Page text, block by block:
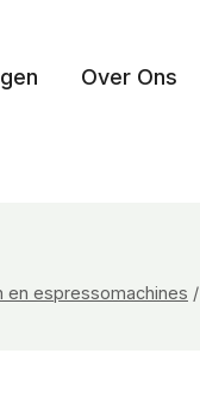
Over Ons
en espressomachines /